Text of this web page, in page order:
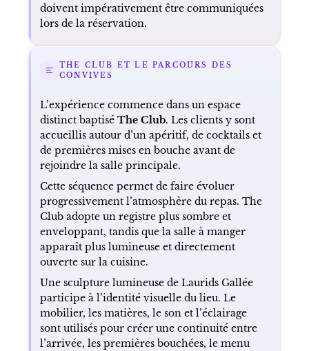
doivent impérativement être communiquées
lors de la réservation.
THE CLUB ET LE PARCOURS DES
CONVIVES
L’expérience commence dans un espace
distinct baptisé The Club. Les clients y sont
accueillis autour d’un apéritif, de cocktails et
de premières mises en bouche avant de
rejoindre la salle principale.
Cette séquence permet de faire évoluer
progressivement l’atmosphère du repas. The
Club adopte un registre plus sombre et
enveloppant, tandis que la salle à manger
apparaît plus lumineuse et directement
ouverte sur la cuisine.
Une sculpture lumineuse de Laurids Gallée
participe à l’identité visuelle du lieu. Le
mobilier, les matières, le son et l’éclairage
sont utilisés pour créer une continuité entre
l’arrivée, les premières bouchées, le menu